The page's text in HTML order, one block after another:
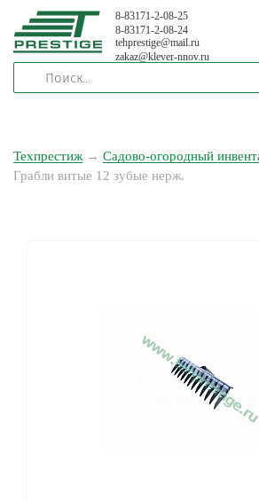
8-83171-2-08-25
8-83171-2-08-24
tehprestige@mail.ru
zakaz@klever-nnov.ru
Техпрестиж → Садово-огородный
Грабли витые 12 зубые нерж.